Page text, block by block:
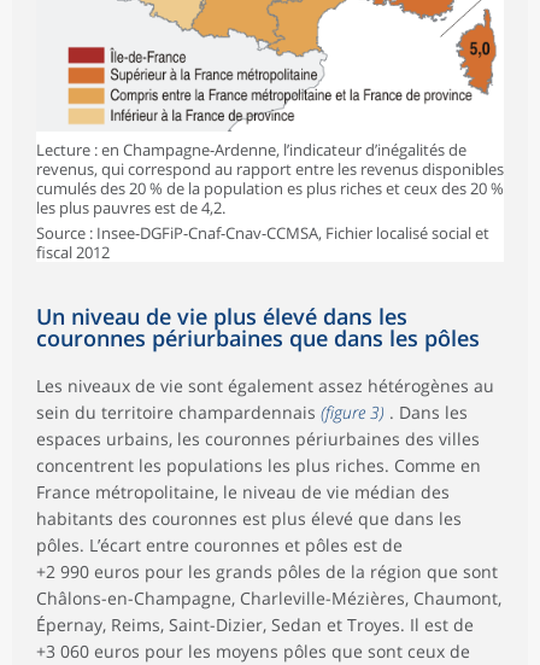
Lecture : en Champagne-Ardenne, l’indicateur d’inégalités de
revenus, qui correspond au rapport entre les revenus disponibles
cumulés des 20 % de la population es plus riches et ceux des 20 %
les plus pauvres est de 4,2.
Source : Insee-DGFiP-Cnaf-Cnav-CCMSA, Fichier localisé social et
fiscal 2012
Un niveau de vie plus élevé dans les
couronnes périurbaines que dans les pôles
Les niveaux de vie sont également assez hétérogènes au
sein du territoire champardennais (figure 3) . Dans les
espaces urbains, les couronnes périurbaines des villes
concentrent les populations les plus riches. Comme en
France métropolitaine, le niveau de vie médian des
habitants des couronnes est plus élevé que dans les
pôles. L’écart entre couronnes et pôles est de
+2 990 euros pour les grands pôles de la région que sont
Châlons-en-Champagne, Charleville-Mézières, Chaumont,
Épernay, Reims, Saint-Dizier, Sedan et Troyes. Il est de
+3 060 euros pour les moyens pôles que sont ceux de